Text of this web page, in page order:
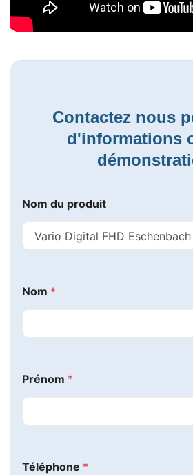
Contactez nous
d'informations
Nom du produit
Nom *
Prénom *
Téléphone *